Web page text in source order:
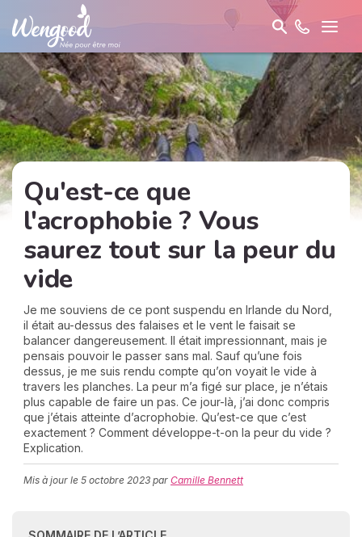
Qu'est-ce que
l'acrophobie ? Vous
saurez tout sur la peur du
vide
Je me souviens de ce pont suspendu en Irlande du Nord,
il était au-dessus des falaises et le vent le faisait se
balancer dangereusement. Il était impressionnant, mais je
pensais pouvoir le passer sans mal. Sauf qu’une fois
dessus, je me suis rendu compte qu’on voyait le vide à
travers les planches. La peur m’a figé sur place, je n’étais
plus capable de faire un pas. Ce jour-là, j’ai donc compris
que j’étais atteinte d’acrophobie. Qu’est-ce que c’est
exactement ? Comment développe-t-on la peur du vide ?
Explication.
Mis à jour le 5 octobre 2023 par Camille Bennett